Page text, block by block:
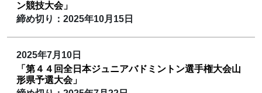
ン競技大会」
締め切り：2025年10月15日
2025年7月10日
「第４４回全日本ジュニアバドミントン選手権大会山
形県予選大会」